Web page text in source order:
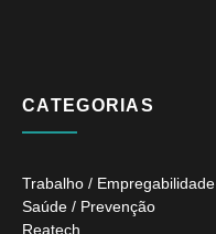
CATEGORIAS
Trabalho / Empregabilidade
Saúde / Prevenção
Reatech